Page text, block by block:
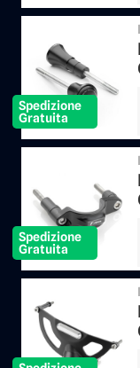
Spedizione
Gratuita
Spedizione
Gratuita